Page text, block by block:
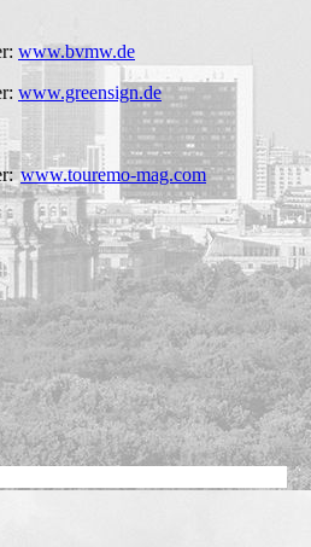
www.bvmw.de
www.greensign.de
www.touremo-mag.com